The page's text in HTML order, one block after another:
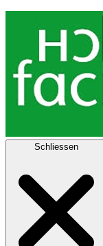
Schliessen